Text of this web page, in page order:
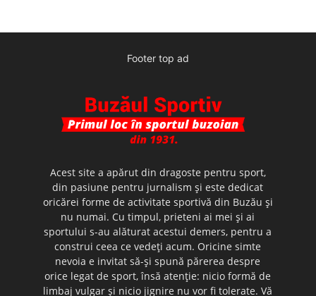
Footer top ad
Acest site a apărut din dragoste pentru sport,
din pasiune pentru jurnalism şi este dedicat
oricărei forme de activitate sportivă din Buzău şi
nu numai. Cu timpul, prieteni ai mei şi ai
sportului s-au alăturat acestui demers, pentru a
construi ceea ce vedeţi acum. Oricine simte
nevoia e invitat să-şi spună părerea despre
orice legat de sport, însă atenţie: nicio formă de
limbaj vulgar şi nicio jignire nu vor fi tolerate. Vă